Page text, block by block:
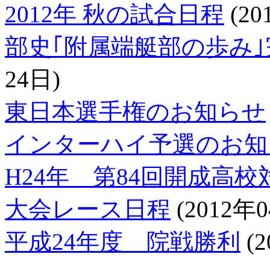
2012年 秋の試合日程
部史｢附属端艇部の歩み
24日)
東日本選手権のお知らせ
インターハイ予選のお
H24年 第84回開成高校
大会レース日程 (2012年
平成24年度 院戦勝利